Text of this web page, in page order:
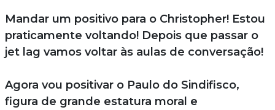
Mandar um positivo para o Christopher! Estou
praticamente voltando! Depois que passar o
jet lag vamos voltar às aulas de conversação!
Agora vou positivar o Paulo do Sindifisco,
figura de grande estatura moral e